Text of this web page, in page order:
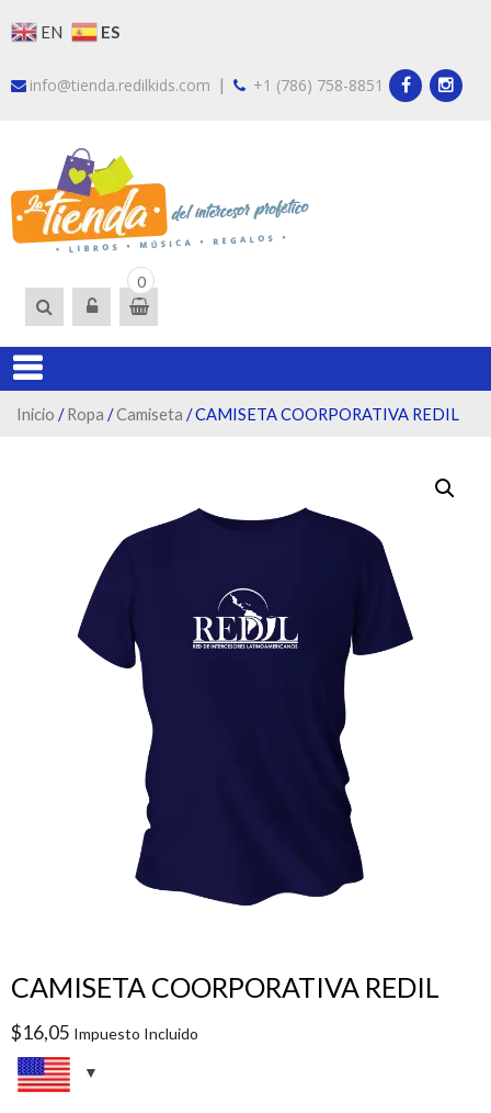
to
EN ES
info@tienda.redilkids.com | +1 (786) 758-8851
0
Inicio /Ropa /Camiseta / CAMISETA COORPORATIVA REDIL
CAMISETA COORPORATIVA REDIL
$16,05 Impuesto Incluido